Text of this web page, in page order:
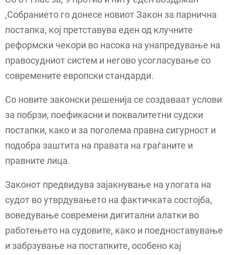
,Собранието го донесе новиот Закон за парнична
постапка, кој претставува еден од клучните
реформски чекори во насока на унапредување на
правосудниот систем и негово усогласување со
современите европски стандарди.
Со новите законски решенија се создаваат услови
за побрзи, поефикасни и поквалитетни судски
постапки, како и за поголема правна сигурност и
подобра заштита на правата на граѓаните и
правните лица.
Законот предвидува зајакнување на улогата на
судот во утврдувањето на фактичката состојба,
воведување современи дигитални алатки во
работењето на судовите, како и поедноставување
и забрзување на постапките, особено кај